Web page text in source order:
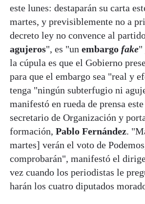
este lunes: destaparán su carta
martes, y previsiblemente no a
decreto ley no convence al
agujeros", es "un embargo fake"
la cúpula es que el Gobierno
para que el embargo sea "real y
tenga "ningún subterfugio ni
manifestó en rueda de prensa
secretario de Organización y
formación, Pablo Fernández.
martes] verán el voto de
comprobarán", manifestó el
vez cuando los periodistas le
harán los cuatro diputados